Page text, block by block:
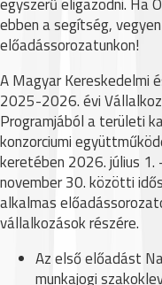
egyszerű eligazodni. Ha
ebben a segítség,
előadássorozatunkon!
A Magyar Kereskedelmi
2025-2026. évi
Programjából a területi
konzorciumi
keretében 2026. július 1.
november 30. közötti
alkalmas
vállalkozások részére.
Az első előadást
munkajogi